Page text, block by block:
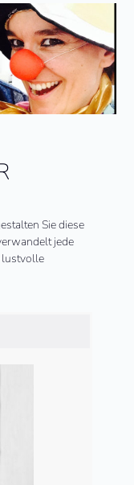
Sie diese
jede
lustvolle